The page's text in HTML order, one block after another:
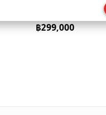
฿299,000